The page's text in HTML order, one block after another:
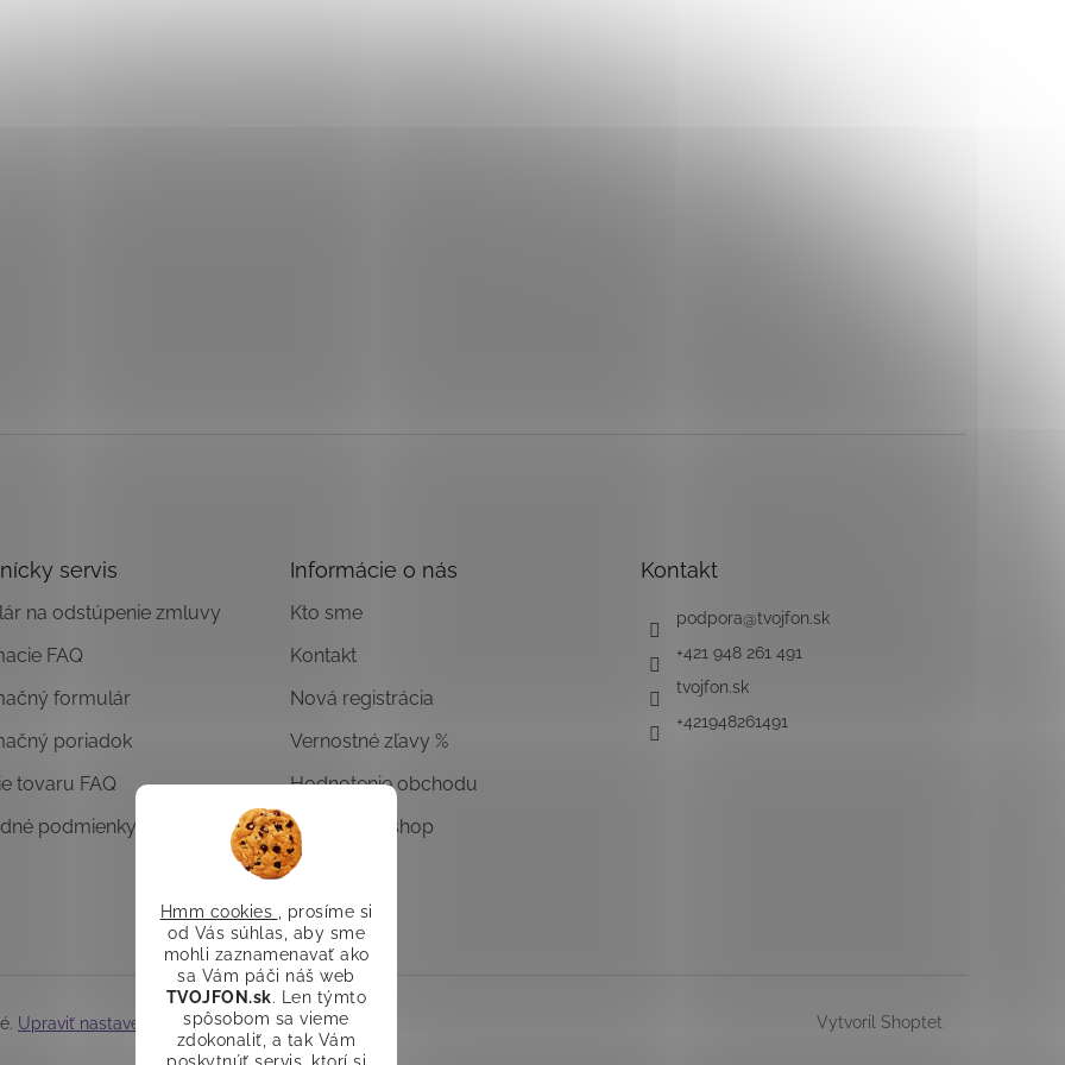
Hmm cookies
, prosíme si
od Vás súhlas, aby sme
mohli zaznamenavať ako
sa Vám páči náš web
TVOJFON.sk. Len týmto
spôsobom sa vieme
zdokonaliť, a tak Vám
servis
na odstúpenie zmluvy
FAQ
formulár
poriadok
tovaru FAQ
podmienky
Informácie o nás
Kto sme
Kontakt
Nová registrácia
Vernostné zľavy %
Hodnotenie obchodu
Overený E-shop
Kontakt
podpora@tvojfon.sk
+421 948 261 491
tvojfon.sk
+421948261491
Vytvoril Shoptet
Upraviť nastavenie cookies